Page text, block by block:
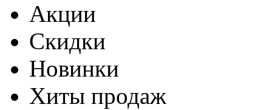
Акции
Скидки
Новинки
Хиты продаж